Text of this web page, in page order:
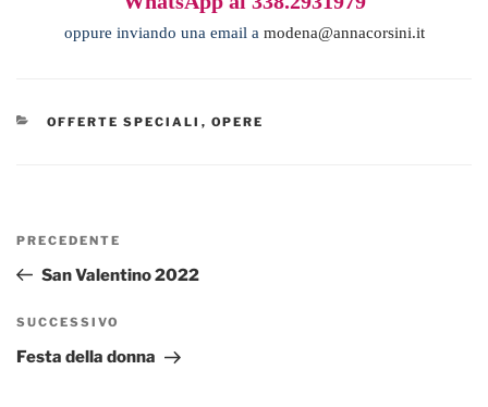
oppure inviando una email a modena@annacorsini.it
CATEGORIE
OFFERTE SPECIALI , OPERE
Articolo
precedente:
PRECEDENTE
San Valentino 2022
Articolo
successivo
SUCCESSIVO
Festa della donna